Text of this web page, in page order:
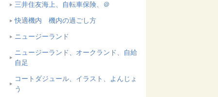
三井住友海上、自転車保険、＠
快適機内 機内の過ごし方
ニュージーランド
ニュージーランド、オークランド、自給
自足
コートダジュール、イラスト、よんじょ
う